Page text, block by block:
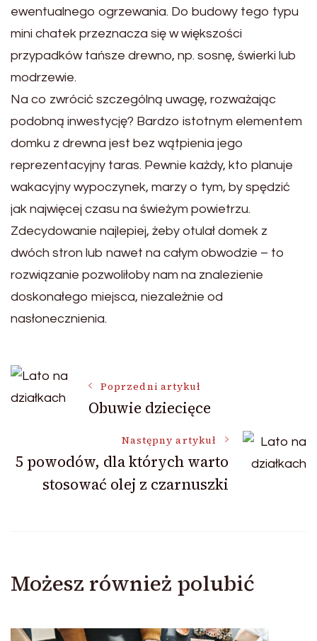
ewentualnego ogrzewania. Do budowy tego typu
mini chatek przeznacza się w większości
przypadków tańsze drewno, np. sosnę, świerki lub
modrzewie.
Na co zwrócić szczególną uwagę, rozważając
podobną inwestycję? Bardzo istotnym elementem
domku z drewna jest bez wątpienia jego
reprezentacyjny taras. Pewnie każdy, kto planuje
wakacyjny wypoczynek, marzy o tym, by spędzić
jak najwięcej czasu na świeżym powietrzu.
Zdecydowanie najlepiej, żeby otulał domek z
dwóch stron lub nawet na całym obwodzie – to
rozwiązanie pozwoliłoby nam na znalezienie
doskonałego miejsca, niezależnie od
nasłonecznienia.
NawigacjaPoprzedni artykuł
Obuwie dziecięce
Następny artykuł
5 powodów, dla których warto
stosować olej z czarnuszki
Możesz również polubić